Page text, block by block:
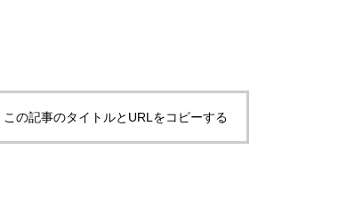
この記事のタイトルとURLをコピーする